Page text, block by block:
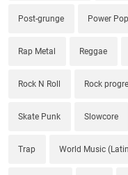
Post-grunge Power Pop
Rap Metal Reggae
Rock N Roll Rock
Skate Punk Slowcore
Trap World Music